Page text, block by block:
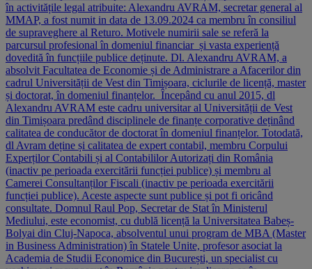
în activitățile legal atribuite: Alexandru AVRAM, secretar general al
MMAP, a fost numit in data de 13.09.2024 ca membru în consiliul
de supraveghere al Returo. Motivele numirii sale se referă la
parcursul profesional în domeniul financiar și vasta experiență
dovedită în funcțiile publice deținute. Dl. Alexandru AVRAM, a
absolvit Facultatea de Economie și de Administrare a Afacerilor din
cadrul Universității de Vest din Timișoara, ciclurile de licență, master
și doctorat, în domeniul finanțelor. Începând cu anul 2015, dl
Alexandru AVRAM este cadru universitar al Universității de Vest
din Timișoara predând disciplinele de finanțe corporative deținând
calitatea de conducător de doctorat în domeniul finanțelor. Totodată,
dl Avram deține și calitatea de expert contabil, membru Corpului
Experților Contabili și al Contabililor Autorizați din România
(inactiv pe perioada exercitării funcției publice) și membru al
Camerei Consultanților Fiscali (inactiv pe perioada exercitării
funcției publice). Aceste aspecte sunt publice și pot fi oricând
consultate. Domnul Raul Pop, Secretar de Stat în Ministerul
Mediului, este economist, cu dublă licență la Universitatea Babeș-
Bolyai din Cluj-Napoca, absolventul unui program de MBA (Master
in Business Administration) în Statele Unite, profesor asociat la
Academia de Studii Economice din București, un specialist cu